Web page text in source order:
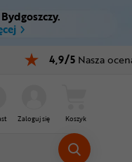
M
4,9/5 Nasza
Zaloguj się Koszyk